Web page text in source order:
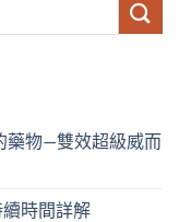
藥物—雙效超級威而
時間詳解